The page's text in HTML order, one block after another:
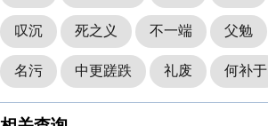
叹沉 死之义 不一端 父勉
名污 中更蹉跌 礼废 何补于